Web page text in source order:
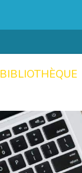
BIBLIOTHÈQUE